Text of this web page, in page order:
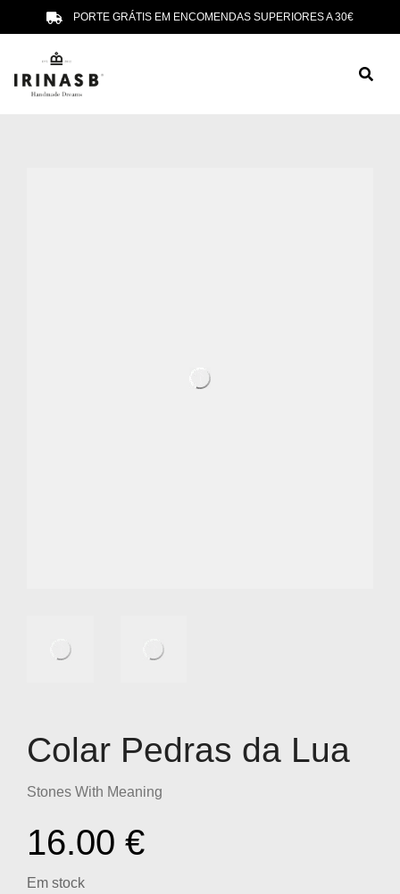
PORTE GRÁTIS EM ENCOMENDAS SUPERIORES A 30€
Colar Pedras da Lua
Stones With Meaning
16.00 €
Em stock